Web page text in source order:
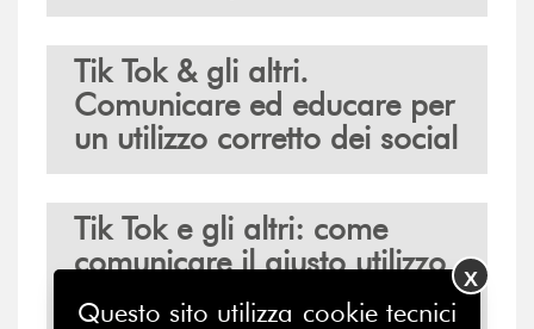
Tik Tok & gli altri.
Comunicare ed educare per
un utilizzo corretto dei social
Tik Tok e gli altri: come
comunicare il giusto utilizzo
del social network
Questo sito utilizza cookie tecnici
X